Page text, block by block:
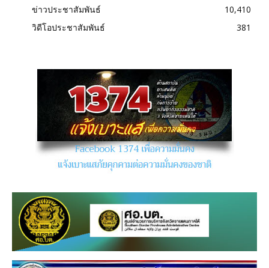
ข่าวประชาสัมพันธ์
10,410
วิดีโอประชาสัมพันธ์
381